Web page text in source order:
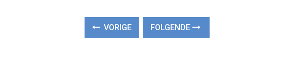
VORIGE FOLGENDE